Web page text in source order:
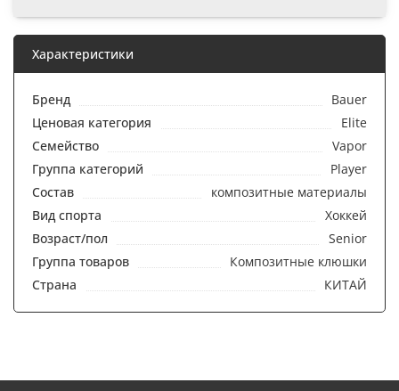
Характеристики
Бренд
Bauer
Ценовая категория
Elite
Семейство
Vapor
Группа категорий
Player
Состав
композитные материалы
Вид спорта
Хоккей
Возраст/пол
Senior
Группа товаров
Композитные клюшки
Страна
КИТАЙ